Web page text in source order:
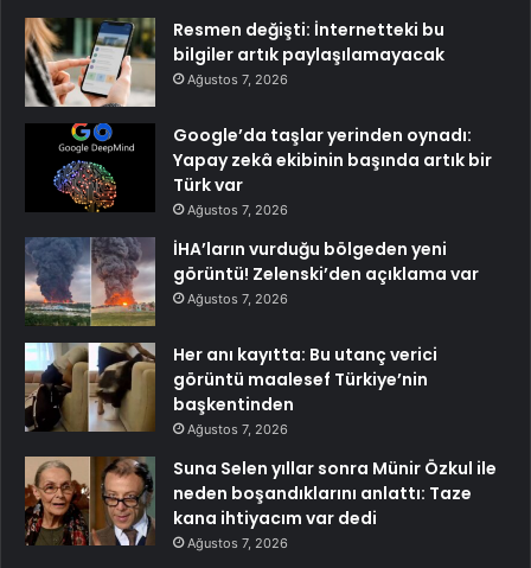
Resmen değişti: İnternetteki bu
bilgiler artık paylaşılamayacak
Ağustos 7, 2026
Google’da taşlar yerinden oynadı:
Yapay zekâ ekibinin başında artık bir
Türk var
Ağustos 7, 2026
İHA’ların vurduğu bölgeden yeni
görüntü! Zelenski’den açıklama var
Ağustos 7, 2026
Her anı kayıtta: Bu utanç verici
görüntü maalesef Türkiye’nin
başkentinden
Ağustos 7, 2026
Suna Selen yıllar sonra Münir Özkul ile
neden boşandıklarını anlattı: Taze
kana ihtiyacım var dedi
Ağustos 7, 2026